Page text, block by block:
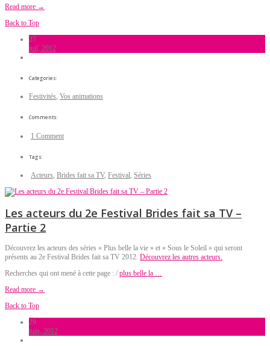
Read more →
Back to Top
27
juil, 2012
Categories:
Festivités, Vos animations
Comments:
1 Comment
Tags:
Acteurs, Brides fait sa TV, Festival, Séries
Les acteurs du 2e Festival Brides fait sa TV –
Partie 2
Découvrez les acteurs des séries « Plus belle la vie » et « Sous le Soleil » qui seront
présents au 2e Festival Brides fait sa TV 2012. Découvrez les autres acteurs.
Recherches qui ont mené à cette page : / plus belle la …
Read more →
Back to Top
29
juin, 2012